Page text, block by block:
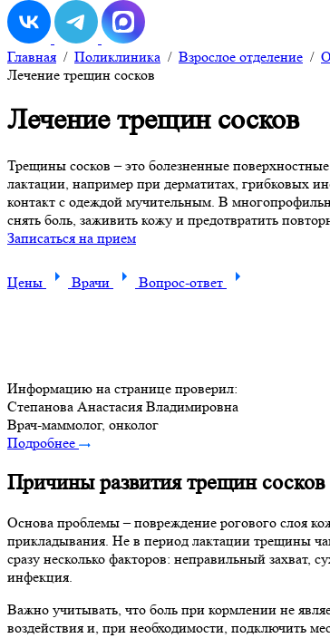
Главная / Поликлиника / Взрослое отделение /
Лечение трещин сосков
Лечение трещин сосков
Трещины сосков – это болезненные
лактации, например при дерматитах, грибковых
контакт с одеждой мучительным. В
снять боль, заживить кожу и предотвратить
Записаться на прием
Цены Врачи Вопрос-ответ
Информацию на странице проверил:
Степанова Анастасия Владимировна
Врач-маммолог, онколог
Подробнее
Причины развития трещин сосков
Основа проблемы – повреждение рогового слоя
прикладывания. Не в период лактации трещины
сразу несколько факторов: неправильный захват,
инфекция.
Важно учитывать, что боль при кормлении не
воздействия и, при необходимости, подключить